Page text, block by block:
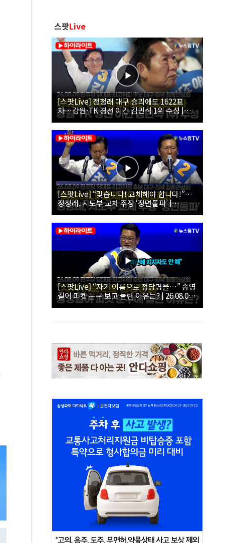
스팟Live
[스팟Live] 정청래 대구 승리에도 1622표
차…강원·TK 경선 이긴 김민석 1위 수성 |
26.08.09 더불어민주당 당대표·최고위원 후
보 대구·경북 합동연설회
[스팟Live] “맞습니다! 교체해야 합니다!”…
정청래, 지도부 교체 주장 ‘정면돌파’ |
26.08.09 더불어민주당 당대표·최고위원 후
보 대구·경북 합동연설회
[스팟Live] “자기 이름으로 정당명을…” 송영
길이 피켓 문구 보고 놀란 이유는? | 26.08.09
더불어민주당 당대표·최고위원 후보 대구·경